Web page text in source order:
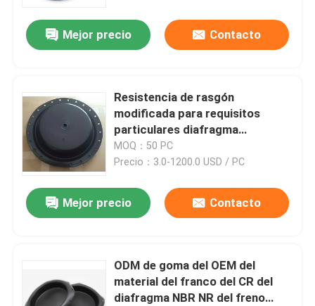
Productos
Sobre nosotros
recorrido por la fábrica
Noticias
Mejor precio Contacto
Resistencia de rasgón
modificada para requisitos
particulares diafragma
neumático de la resistencia de
desgaste del tamaño de la
MOQ：50 PC
Precio：3.0-1200.0 USD / PC
Mejor precio Contacto
ODM de goma del OEM del
material del franco del CR del
diafragma NBR NR del freno